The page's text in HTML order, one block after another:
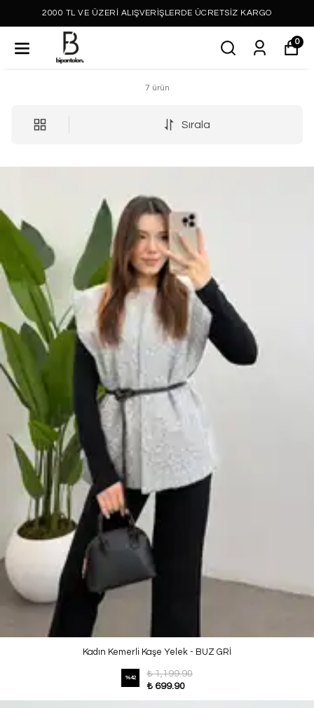
2000 TL VE ÜZERİ ALIŞVERİŞLERDE ÜCRETSİZ KARGO
0
7 ürün
Sırala
Kadın Kemerli Kaşe Yelek - BUZ GRİ
%42
₺ 1,199.90
₺ 699.90